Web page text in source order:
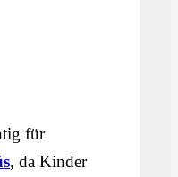
für
, da Kinder